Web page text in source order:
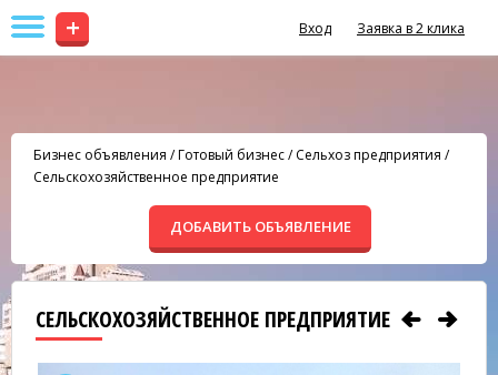
+ Вход Заявка в 2 клика
Бизнес объявления /Готовый бизнес/Сельхоз предприятия /
Сельскохозяйственное предприятие
ДОБАВИТЬ ОБЪЯВЛЕНИЕ
СЕЛЬСКОХОЗЯЙСТВЕННОЕ ПРЕДПРИЯТИЕ